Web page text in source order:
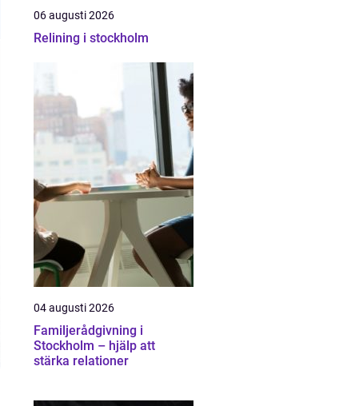
06 augusti 2026
Relining i stockholm
04 augusti 2026
Familjerådgivning i
Stockholm – hjälp att
stärka relationer